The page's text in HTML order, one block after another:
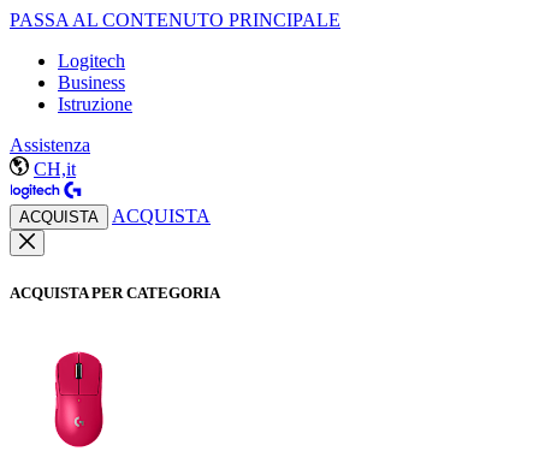
PASSA AL CONTENUTO PRINCIPALE
Logitech
Business
Istruzione
Assistenza
CH,it
ACQUISTA ACQUISTA
ACQUISTA PER CATEGORIA